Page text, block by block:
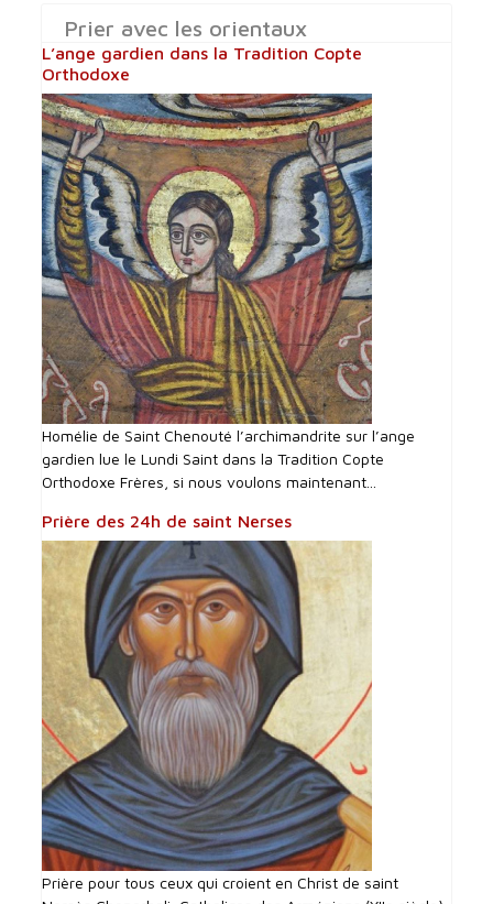
Prier avec les orientaux
L’ange gardien dans la Tradition Copte
Orthodoxe
Homélie de Saint Chenouté l’archimandrite sur l’ange
gardien lue le Lundi Saint dans la Tradition Copte
Orthodoxe Frères, si nous voulons maintenant...
Prière des 24h de saint Nerses
Prière pour tous ceux qui croient en Christ de saint